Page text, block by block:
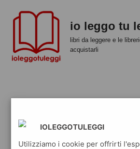
contenuto
io leggo tu
libri da leggere e le
acquistarli
IOLEGGOTULEGGI
Utilizziamo i cookie per offrirti